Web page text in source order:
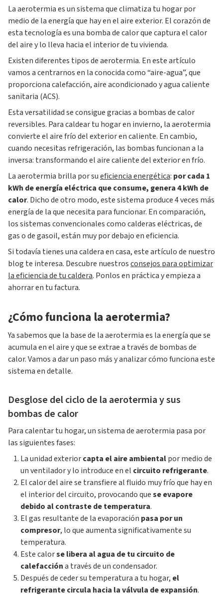
La aerotermia es un sistema que climatiza tu hogar por
medio de la energía que hay en el aire exterior. El corazón de
esta tecnología es una bomba de calor que captura el calor
del aire y lo lleva hacia el interior de tu vivienda.
Existen diferentes tipos de aerotermia. En este artículo
vamos a centrarnos en la conocida como “aire-agua”, que
proporciona calefacción, aire acondicionado y agua caliente
sanitaria (ACS).
Esta versatilidad se consigue gracias a bombas de calor
reversibles. Para caldear tu hogar en invierno, la aerotermia
convierte el aire frío del exterior en caliente. En cambio,
cuando necesitas refrigeración, las bombas funcionan a la
inversa: transformando el aire caliente del exterior en frío.
La aerotermia brilla por sueficiencia energética: por cada 1
kWh de energía eléctrica que consume, genera 4 kWh de
calor. Dicho de otro modo, este sistema produce 4 veces más
energía de la que necesita para funcionar. En comparación,
los sistemas convencionales como calderas eléctricas, de
gas o de gasoil, están muy por debajo en eficiencia.
Si todavía tienes una caldera en casa, este artículo de nuestro
blog te interesa. Descubre nuestrosconsejos para optimizar
la eficiencia de tu caldera. Ponlos en práctica y empieza a
ahorrar en tu factura.
¿Cómo funciona la aerotermia?
Ya sabemos que la base de la aerotermia es la energía que se
acumula en el aire y que se extrae a través de bombas de
calor. Vamos a dar un paso más y analizar cómo funciona este
sistema en detalle.
Desglose del ciclo de la aerotermia y sus
bombas de calor
Para calentar tu hogar, un sistema de aerotermia pasa por
las siguientes fases:
La unidad exteriorcapta el aire ambientalpor medio de
un ventilador y lo introduce en el circuito refrigerante.
El calor del aire se transfiere al fluido muy frío que hay en
el interior del circuito, provocando quese evapore
debido al contraste de temperatura.
El gas resultante de la evaporación pasa por un
compresor, lo que aumenta significativamente su
temperatura.
Este calorse libera al agua de tu circuito de
calefaccióna través de un condensador.
Después de ceder su temperatura a tu hogar, el
refrigerante circula hacia la válvula de expansión.